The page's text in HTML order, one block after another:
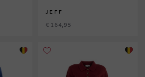
JEFF
€ 164,95